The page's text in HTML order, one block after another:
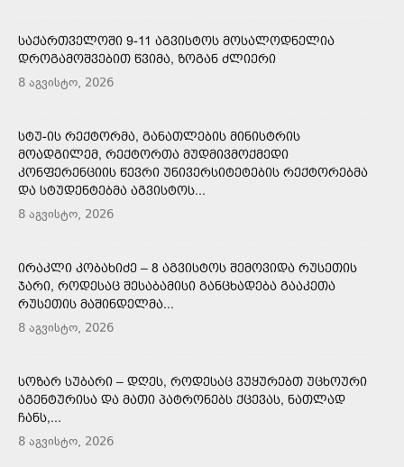
ᲡᲐᲥᲐᲠᲗᲕᲔᲚᲝᲨᲘ 9-11 ᲐᲒᲕᲘᲡᲢᲝᲡ ᲛᲝᲡᲐᲚᲝᲓᲜᲔᲚᲘᲐ
ᲓᲠᲝᲒᲐᲛᲝᲨᲕᲔᲑᲘᲗ ᲬᲕᲘᲛᲐ, ᲖᲝᲒᲐᲜ ᲫᲚᲘᲔᲠᲘ
8 აგვისტო, 2026
ᲡᲢᲣ-ᲘᲡ ᲠᲔᲥᲢᲝᲠᲛᲐ, ᲒᲐᲜᲐᲗᲚᲔᲑᲘᲡ ᲛᲘᲜᲘᲡᲢᲠᲘᲡ
ᲛᲝᲐᲓᲒᲘᲚᲔᲛ, ᲠᲔᲥᲢᲝᲠᲗᲐ ᲛᲣᲓᲛᲘᲕᲛᲝᲥᲛᲔᲓᲘ
ᲙᲝᲜᲤᲔᲠᲔᲜᲪᲘᲘᲡ ᲬᲔᲕᲠᲘ ᲣᲜᲘᲕᲔᲠᲡᲘᲢᲔᲢᲔᲑᲘᲡ ᲠᲔᲥᲢᲝᲠᲔᲑᲛᲐ
ᲓᲐ ᲡᲢᲣᲓᲔᲜᲢᲔᲑᲛᲐ ᲐᲒᲕᲘᲡᲢᲝᲡ...
8 აგვისტო, 2026
ᲘᲠᲐᲙᲚᲘ ᲙᲝᲑᲐᲮᲘᲫᲔ – 8 ᲐᲒᲕᲘᲡᲢᲝᲡ ᲨᲔᲛᲝᲕᲘᲓᲐ ᲠᲣᲡᲔᲗᲘᲡ
ᲯᲐᲠᲘ, ᲠᲝᲓᲔᲡᲐᲪ ᲨᲔᲡᲐᲑᲐᲛᲘᲡᲘ ᲒᲐᲜᲪᲮᲐᲓᲔᲑᲐ ᲒᲐᲐᲙᲔᲗᲐ
ᲠᲣᲡᲔᲗᲘᲡ ᲛᲐᲨᲘᲜᲓᲔᲚᲛᲐ...
8 აგვისტო, 2026
ᲡᲝᲖᲐᲠ ᲡᲣᲑᲐᲠᲘ – ᲓᲦᲔᲡ, ᲠᲝᲓᲔᲡᲐᲪ ᲕᲣᲧᲣᲠᲔᲑᲗ ᲣᲪᲮᲝᲣᲠᲘ
ᲐᲒᲔᲜᲢᲣᲠᲘᲡᲐ ᲓᲐ ᲛᲐᲗᲘ ᲞᲐᲢᲠᲝᲜᲔᲑᲡ ᲥᲪᲔᲕᲐᲡ, ᲜᲐᲗᲚᲐᲓ
ᲩᲐᲜᲡ,...
8 აგვისტო, 2026